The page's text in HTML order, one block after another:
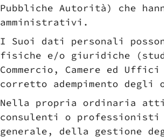
Pubbliche Autorità) che
amministrativi.
I Suoi dati personali
fisiche e/o giuridiche
Commercio, Camere ed
corretto adempimento
Nella propria ordinaria
consulenti o professionisti
generale, della gestione